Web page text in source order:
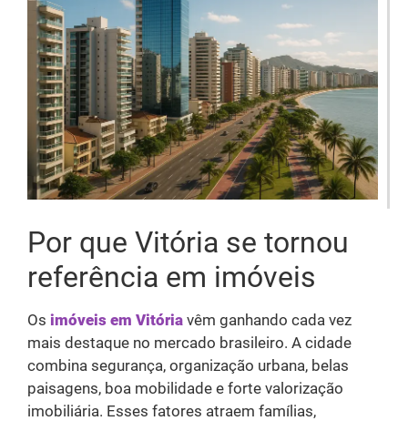
Por que Vitória se tornou
referência em imóveis
Os imóveis em Vitória vêm ganhando cada vez
mais destaque no mercado brasileiro. A cidade
combina segurança, organização urbana, belas
paisagens, boa mobilidade e forte valorização
imobiliária. Esses fatores atraem famílias,